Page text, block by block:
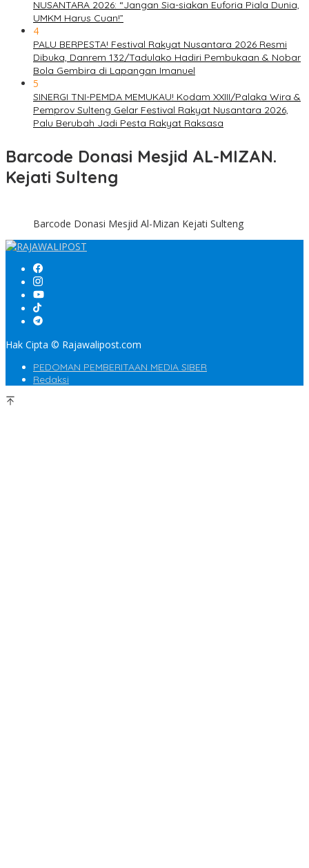
NUSANTARA 2026: “Jangan Sia-siakan Euforia Piala Dunia,
UMKM Harus Cuan!”
4
PALU BERPESTA! Festival Rakyat Nusantara 2026 Resmi
Dibuka, Danrem 132/Tadulako Hadiri Pembukaan & Nobar
Bola Gembira di Lapangan Imanuel
5
SINERGI TNI-PEMDA MEMUKAU! Kodam XXIII/Palaka Wira &
Pemprov Sulteng Gelar Festival Rakyat Nusantara 2026,
Palu Berubah Jadi Pesta Rakyat Raksasa
Barcode Donasi Mesjid AL-MIZAN.
Kejati Sulteng
Barcode Donasi Mesjid Al-Mizan Kejati Sulteng
Hak Cipta © Rajawalipost.com
PEDOMAN PEMBERITAAN MEDIA SIBER
Redaksi